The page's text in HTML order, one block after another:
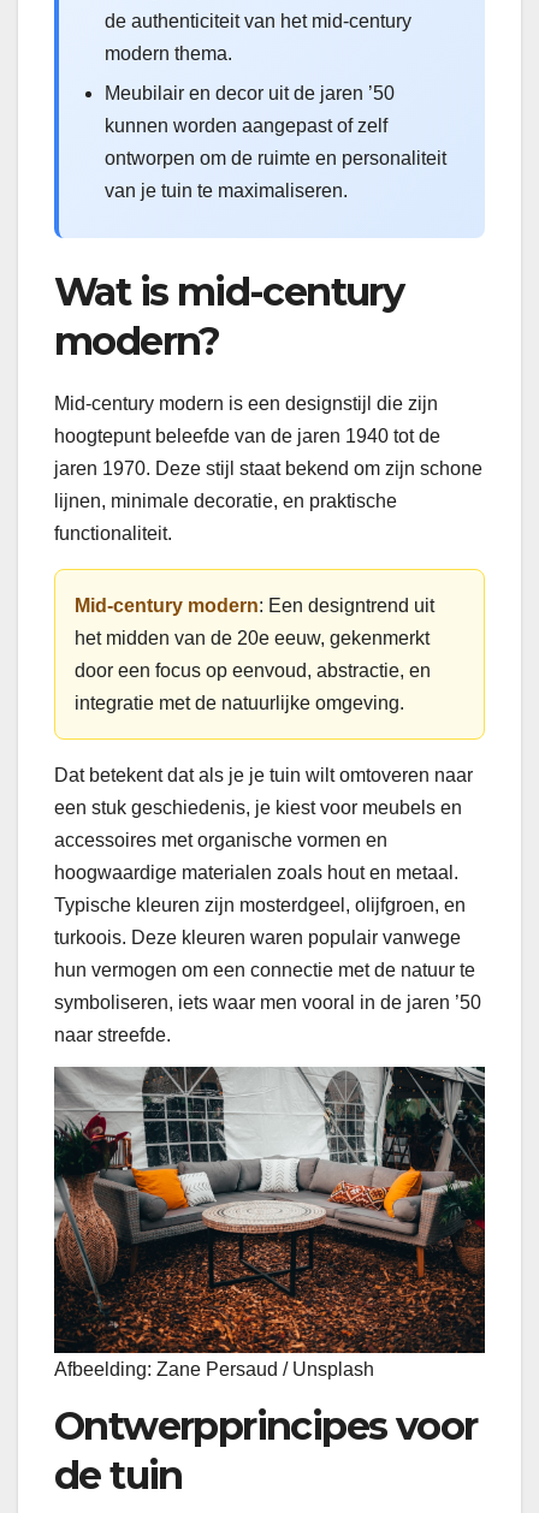
de authenticiteit van het mid-century
modern thema.
Meubilair en decor uit de jaren ’50
kunnen worden aangepast of zelf
ontworpen om de ruimte en personaliteit
van je tuin te maximaliseren.
Wat is mid-century
modern?
Mid-century modern is een designstijl die zijn
hoogtepunt beleefde van de jaren 1940 tot de
jaren 1970. Deze stijl staat bekend om zijn schone
lijnen, minimale decoratie, en praktische
functionaliteit.
Mid-century modern: Een designtrend uit
het midden van de 20e eeuw, gekenmerkt
door een focus op eenvoud, abstractie, en
integratie met de natuurlijke omgeving.
Dat betekent dat als je je tuin wilt omtoveren naar
een stuk geschiedenis, je kiest voor meubels en
accessoires met organische vormen en
hoogwaardige materialen zoals hout en metaal.
Typische kleuren zijn mosterdgeel, olijfgroen, en
turkoois. Deze kleuren waren populair vanwege
hun vermogen om een connectie met de natuur te
symboliseren, iets waar men vooral in de jaren ’50
naar streefde.
Afbeelding: Zane Persaud / Unsplash
Ontwerpprincipes voor
de tuin